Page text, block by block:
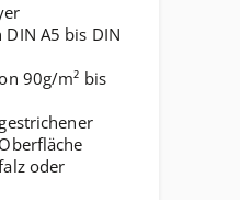
A5 bis DIN
90g/m² bis
oder